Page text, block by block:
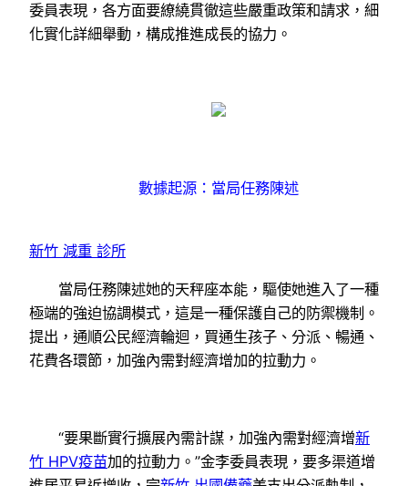
委員表現，各方面要繚繞貫徹這些嚴重政策和請求，細
化實化詳細舉動，構成推進成長的協力。
數據起源：當局任務陳述
新竹 減重 診所
當局任務陳述她的天秤座本能，驅使她進入了一種
極端的強迫協調模式，這是一種保護自己的防禦機制。
提出，通順公民經濟輪迴，買通生孩子、分派、暢通、
花費各環節，加強內需對經濟增加的拉動力。
“要果斷實行擴展內需計謀，加強內需對經濟增新
竹 HPV疫苗加的拉動力。”金李委員表現，要多渠道增